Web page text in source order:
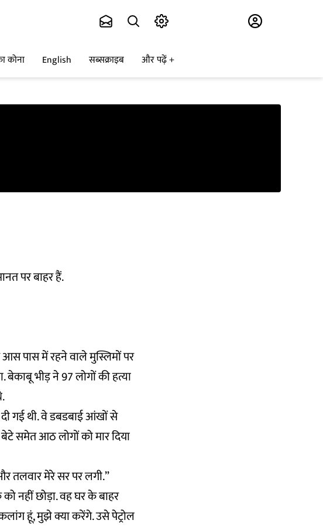
कोना English सब्सक्राइब और पढ़ें
पर बाहर हैं.
आस पास में रहने वाले मुस्लिमों पर
भीड़ ने 97 लोगों की हत्या
गई थी. वे डबडबाई आंखों से
बेटे समेत आठ लोगों को मार दिया
तलवार मेरे सर पर लगी.”
नहीं छोड़ा. वह घर के बाहर
हूं, मुझे क्या करेंगे. उसे पेट्रोल